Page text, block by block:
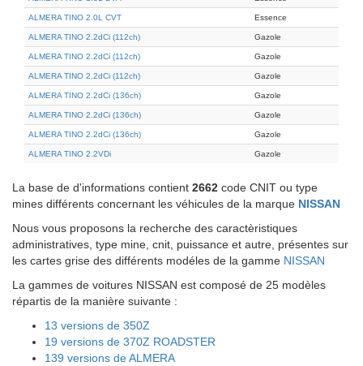
ALMERA TINO 2.0L CVT Essence
ALMERA TINO 2.2dCi (112ch) Gazole
ALMERA TINO 2.2dCi (112ch) Gazole
ALMERA TINO 2.2dCi (112ch) Gazole
ALMERA TINO 2.2dCi (136ch) Gazole
ALMERA TINO 2.2dCi (136ch) Gazole
ALMERA TINO 2.2dCi (136ch) Gazole
ALMERA TINO 2.2VDi Gazole
La base de d'informations contient 2662 code CNIT ou type
mines différents concernant les véhicules de la marque NISSAN
Nous vous proposons la recherche des caractèristiques
administratives, type mine, cnit, puissance et autre, présentes sur
les cartes grise des différents modéles de la gamme NISSAN
La gammes de voitures NISSAN est composé de 25 modèles
répartis de la manière suivante :
13 versions de 350Z
19 versions de 370Z ROADSTER
139 versions de ALMERA